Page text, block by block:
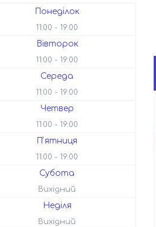
Понеділок
11:00 19:00
Вівторок
11:00 19:00
Середа
11:00 19:00
Четвер
11:00 19:00
Пʼятниця
11:00 19:00
Субота
Вихідний
Неділя
Вихідний